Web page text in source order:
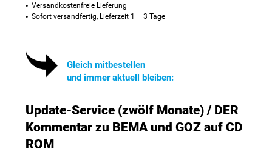
Versandkostenfreie Lieferung
Sofort versandfertig, Lieferzeit 1 – 3 Tage
Gleich mitbestellen
und immer aktuell bleiben:
Update-Service (zwölf Monate) / DER
Kommentar zu BEMA und GOZ auf CD
ROM